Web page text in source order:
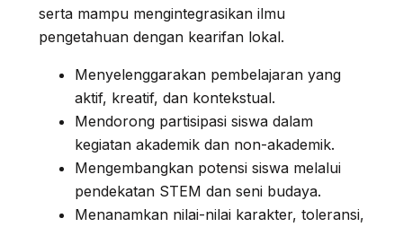
serta mampu mengintegrasikan ilmu
pengetahuan dengan kearifan lokal.
Menyelenggarakan pembelajaran yang
aktif, kreatif, dan kontekstual.
Mendorong partisipasi siswa dalam
kegiatan akademik dan non-akademik.
Mengembangkan potensi siswa melalui
pendekatan STEM dan seni budaya.
Menanamkan nilai-nilai karakter, toleransi,